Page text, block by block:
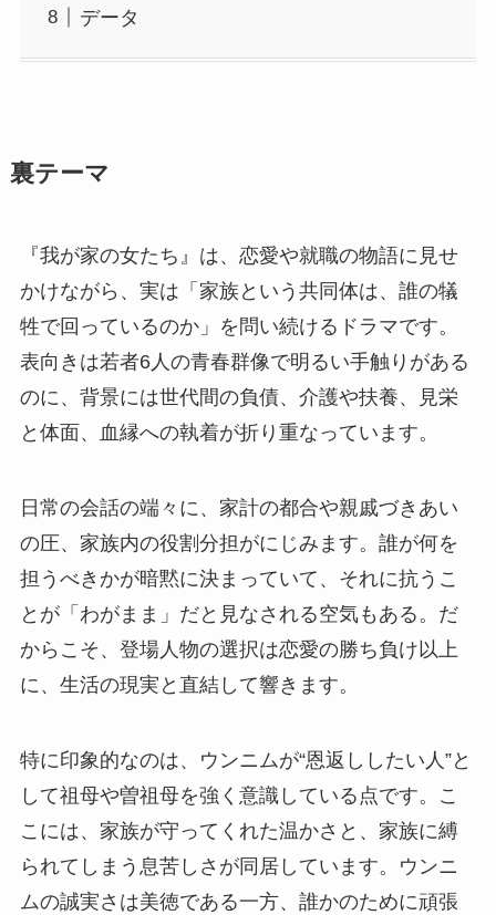
データ
裏テーマ
『我が家の女たち』は、恋愛や就職の物語に見せ
かけながら、実は「家族という共同体は、誰の犠
牲で回っているのか」を問い続けるドラマです。
表向きは若者6人の青春群像で明るい手触りがある
のに、背景には世代間の負債、介護や扶養、見栄
と体面、血縁への執着が折り重なっています。
日常の会話の端々に、家計の都合や親戚づきあい
の圧、家族内の役割分担がにじみます。誰が何を
担うべきかが暗黙に決まっていて、それに抗うこ
とが「わがまま」だと見なされる空気もある。だ
からこそ、登場人物の選択は恋愛の勝ち負け以上
に、生活の現実と直結して響きます。
特に印象的なのは、ウンニムが“恩返ししたい人”と
して祖母や曽祖母を強く意識している点です。こ
こには、家族が守ってくれた温かさと、家族に縛
られてしまう息苦しさが同居しています。ウンニ
ムの誠実さは美徳である一方、誰かのために頑張